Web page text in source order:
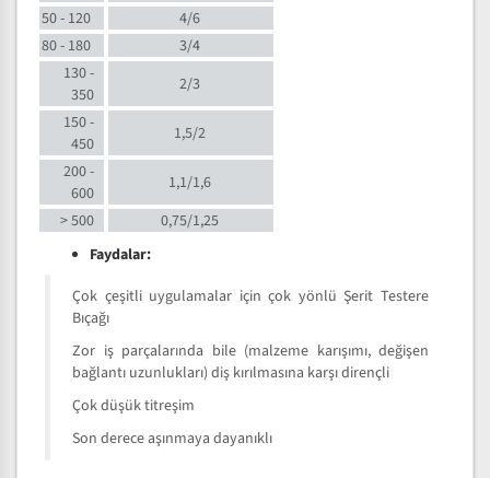
50 - 120
4/6
80 - 180
3/4
130 -
350
2/3
150 -
450
1,5/2
200 -
600
1,1/1,6
> 500
0,75/1,25
Faydalar:
Çok çeşitli uygulamalar için çok yönlü Şerit Testere
Bıçağı
Zor iş parçalarında bile (malzeme karışımı, değişen
bağlantı uzunlukları) diş kırılmasına karşı dirençli
Çok düşük titreşim
Son derece aşınmaya dayanıklı